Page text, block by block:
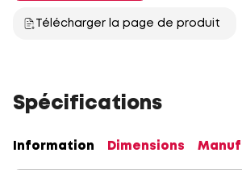
Télécharger la page de produit
Spécifications
Information Dimensions